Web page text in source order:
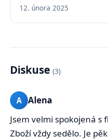
12. února 2025
Diskuse (3)
A Alena
Jsem velmi spokojená s
Zboží vždy sedělo. Je